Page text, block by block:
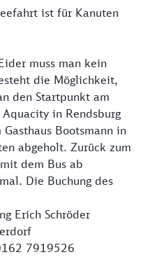
ist für Kanuten
muss man kein
die Möglichkeit,
den Startpunkt am
in Rendsburg
Bootsmann in
abgeholt. Zurück zum
dem Bus ab
Die Buchung des
Erich Schröder
7919526